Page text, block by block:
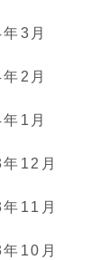
3月
2月
1月
12月
11月
10月